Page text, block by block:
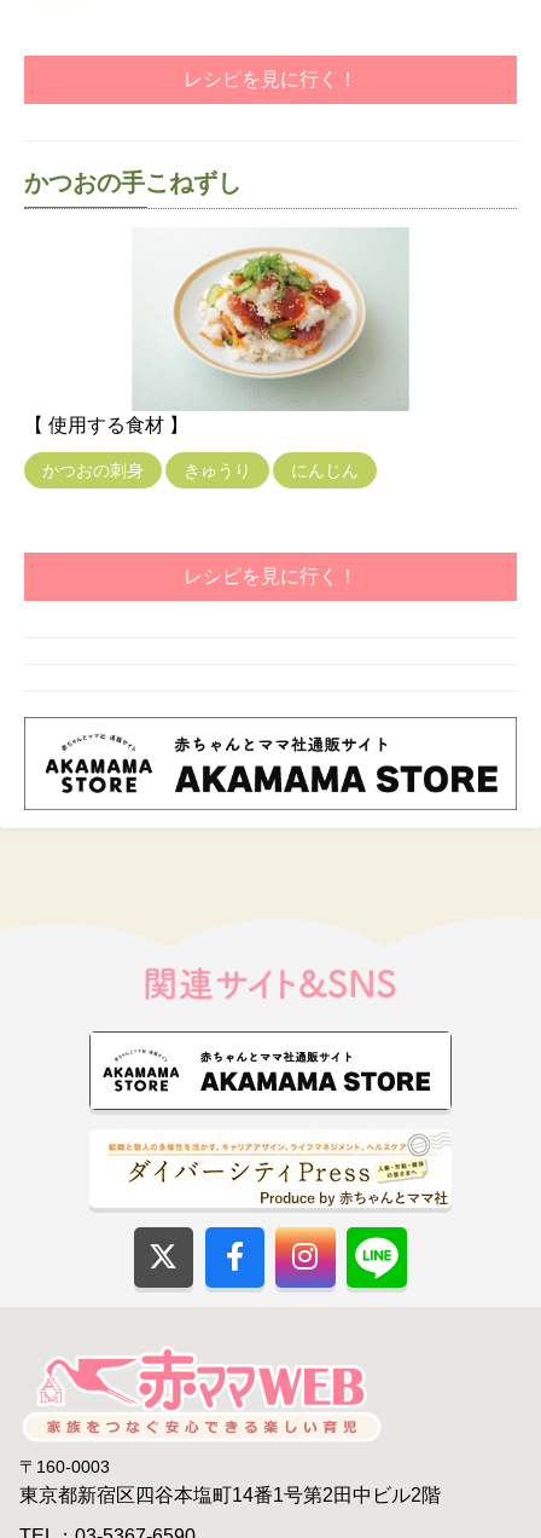
レシピを見に行く！
かつおの手こねずし
【 使用する食材 】
かつおの刺身 きゅうり にんじん
レシピを見に行く！
〒160-0003
東京都新宿区四谷本塩町14番1号第2田中ビル2階